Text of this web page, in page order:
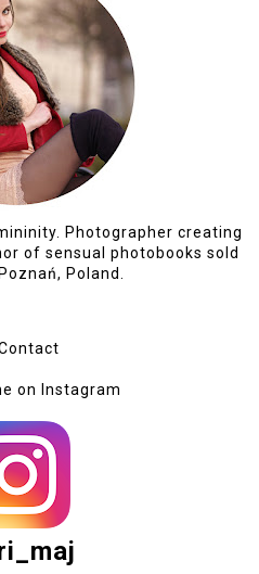
Photographer creating
of sensual photobooks sold
Poland.
on Instagram